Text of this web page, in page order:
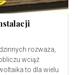
rozważa,
wciąż
to dla wielu